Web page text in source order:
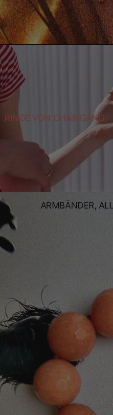
RINGE VON CHAINGANG
ARMBÄNDER,